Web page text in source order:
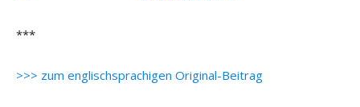
***
>>> zum englischsprachigen Original-Beitrag